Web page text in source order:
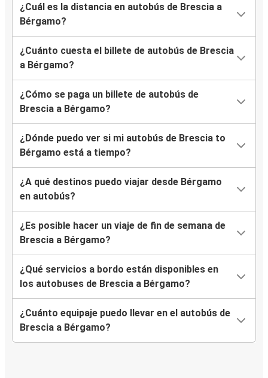
¿Cuál es la distancia en autobús de Brescia a
Bérgamo?
¿Cuánto cuesta el billete de autobús de Brescia
a Bérgamo?
¿Cómo se paga un billete de autobús de
Brescia a Bérgamo?
¿Dónde puedo ver si mi autobús de Brescia to
Bérgamo está a tiempo?
¿A qué destinos puedo viajar desde Bérgamo
en autobús?
¿Es posible hacer un viaje de fin de semana de
Brescia a Bérgamo?
¿Qué servicios a bordo están disponibles en
los autobuses de Brescia a Bérgamo?
¿Cuánto equipaje puedo llevar en el autobús de
Brescia a Bérgamo?